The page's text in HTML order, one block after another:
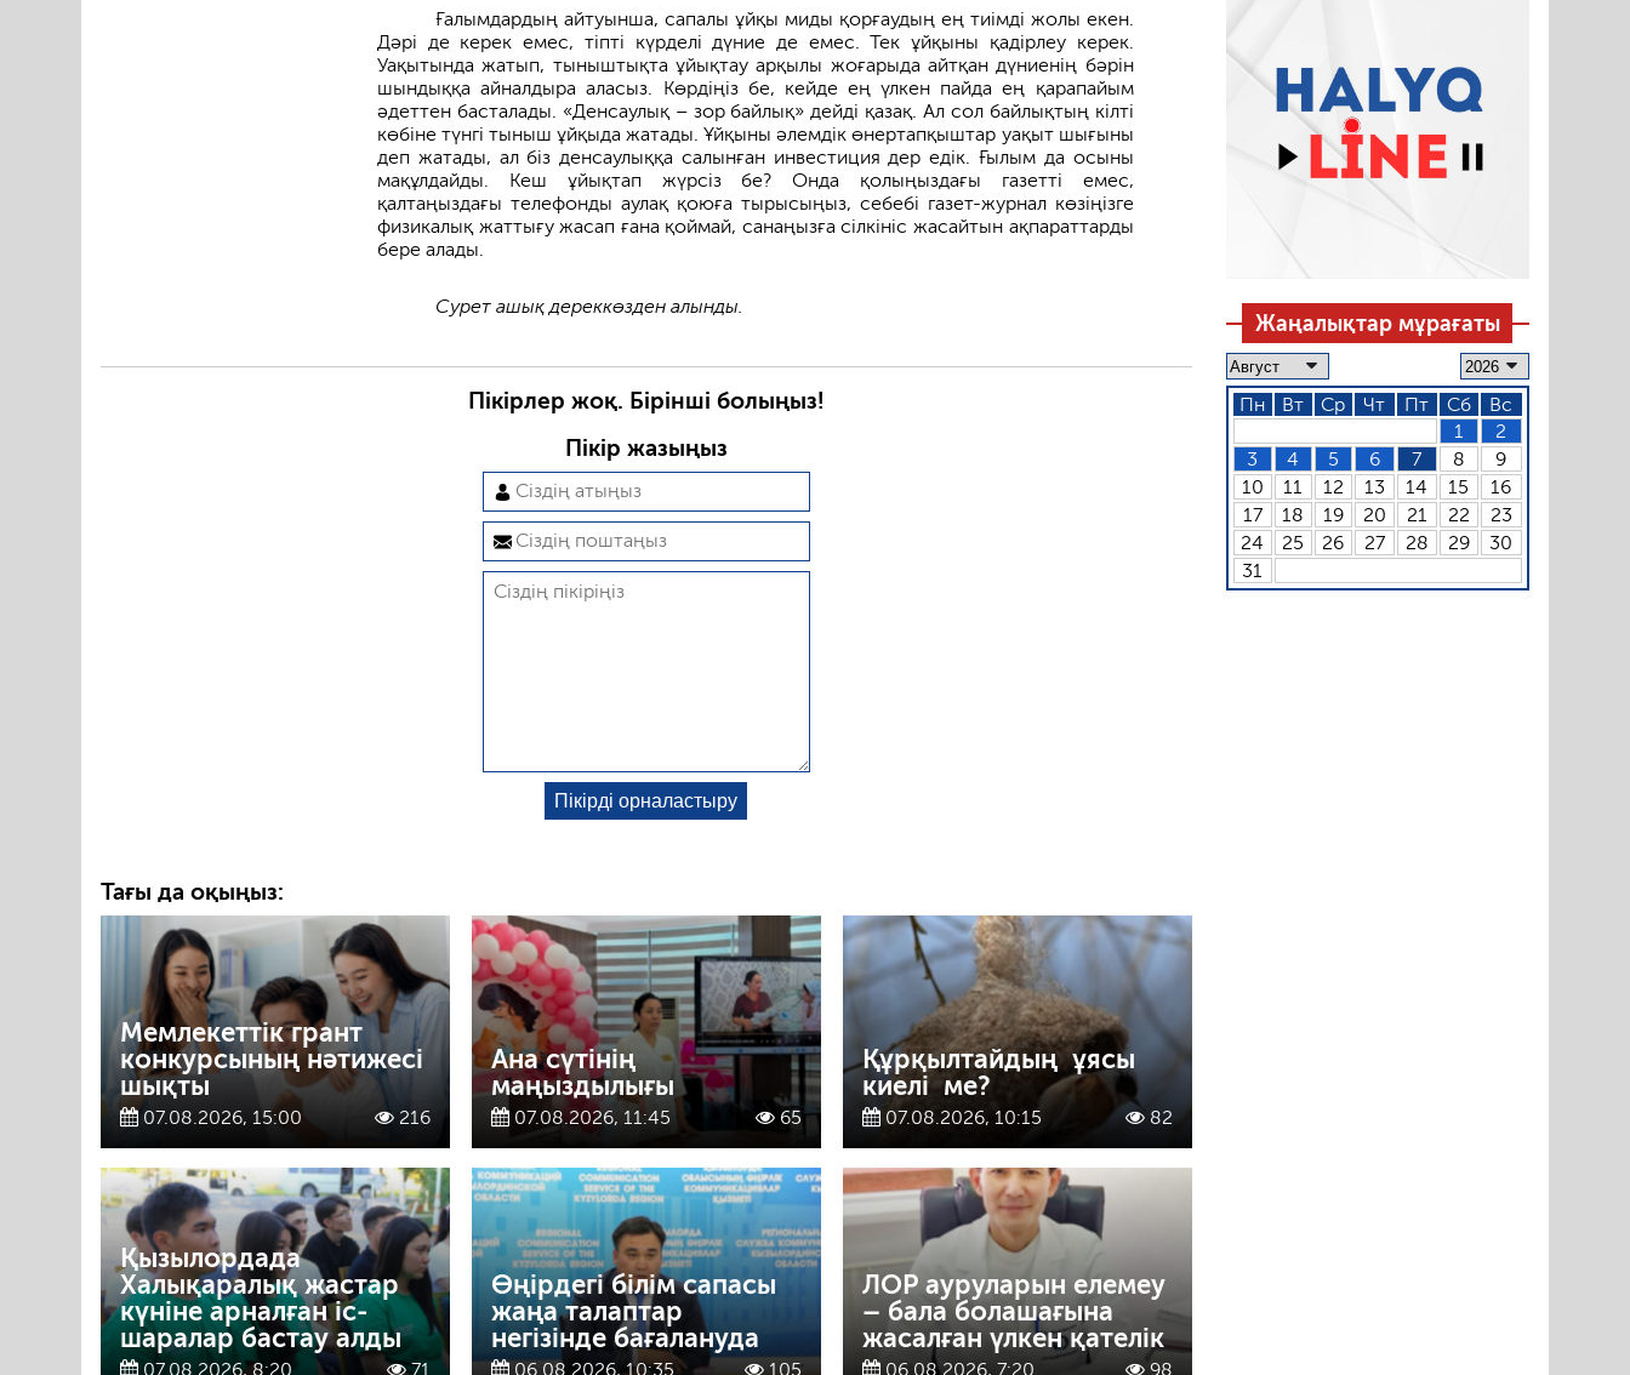
Ғалымдардың айтуынша, сапалы ұйқы миды қорғаудың ең тиімді жолы екен.
Дәрі де керек емес, тіпті күрделі дүние де емес. Тек ұйқыны қадірлеу керек.
Уақытында жатып, тыныштықта ұйықтау арқылы жоғарыда айтқан дүниенің бәрін
шындыққа айналдыра аласыз. Көрдіңіз бе, кейде ең үлкен пайда ең қарапайым
әдеттен басталады. «Денсаулық – зор байлық» дейді қазақ. Ал сол байлықтың кілті
көбіне түнгі тыныш ұйқыда жатады. Ұйқыны әлемдік өнертапқыштар уақыт шығыны
деп жатады, ал біз денсаулыққа салынған инвестиция дер едік. Ғылым да осыны
мақұлдайды. Кеш ұйықтап жүрсіз бе? Онда қолыңыздағы газетті емес,
қалтаңыздағы телефонды аулақ қоюға тырысыңыз, себебі газет-журнал көзіңізге
физикалық жаттығу жасап ғана қоймай, санаңызға сілкініс жасайтын ақпараттарды
бере алады.
Сурет ашық дереккөзден алынды.
Пікірлер жоқ. Бірінші болыңыз!
Пікір жазыңыз
Тағы да оқыңыз:
Мемлекеттік грант
конкурсының нәтижесі
шықты
07.08.2026, 15:00 216
Ана сүтінің
маңыздылығы
07.08.2026, 11:45 65
Құрқылтайдың ұясы
киелі ме?
07.08.2026, 10:15 82
Қызылордада
Халықаралық жастар
күніне арналған іс-
шаралар бастау алды
07.08.2026, 8:20 71
Өңірдегі білім сапасы
жаңа талаптар
негізінде бағалануда
06.08.2026, 10:35 105
ЛОР ауруларын елемеу
– бала болашағына
жасалған үлкен қателік
06.08.2026, 7:20 98
Жаңалықтар мұрағаты
Пн Вт Ср Чт Пт Сб
Вс
1
2
3
4 5 6 7 8
9
10
11 12 13 14 15
16
17
18 19 20 21 22
23
24
25 26 27 28 29
30
31